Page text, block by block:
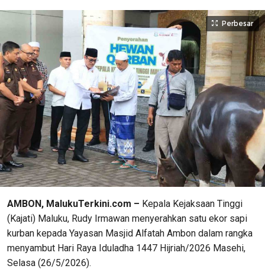
Perbesar
AMBON, MalukuTerkini.com – Kepala Kejaksaan Tinggi
(Kajati) Maluku, Rudy Irmawan menyerahkan satu ekor sapi
kurban kepada Yayasan Masjid Alfatah Ambon dalam rangka
menyambut Hari Raya Iduladha 1447 Hijriah/2026 Masehi,
Selasa (26/5/2026).